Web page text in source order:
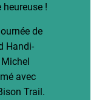
!
de
Handi-
avec
Trail.